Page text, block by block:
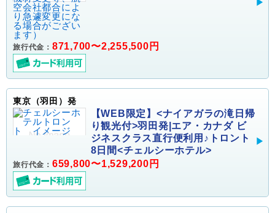
旅行代金： 871,700〜2,255,500円
東京（羽田）発
【WEB限定】<ナイアガラの滝日帰
り観光付>羽田発|エア・カナダ ビ
ジネスクラス直行便利用♪トロント
8日間<チェルシーホテル>
旅行代金： 659,800〜1,529,200円